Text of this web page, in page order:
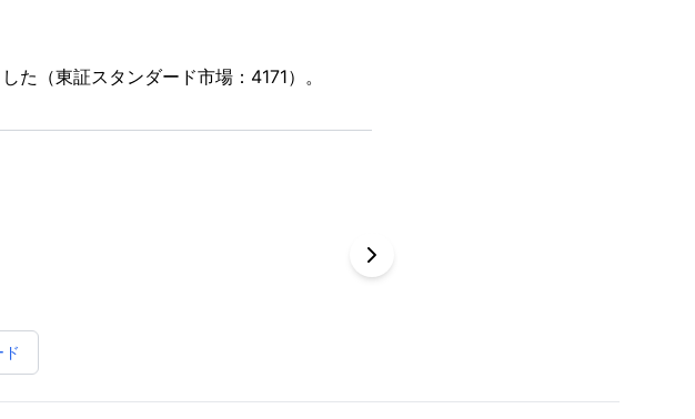
（東証スタンダード市場：4171）。